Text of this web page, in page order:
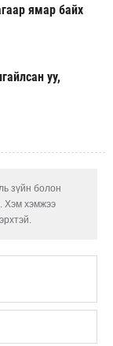
ямар байх
уу,
зүйн болон
Хэм хэмжээ